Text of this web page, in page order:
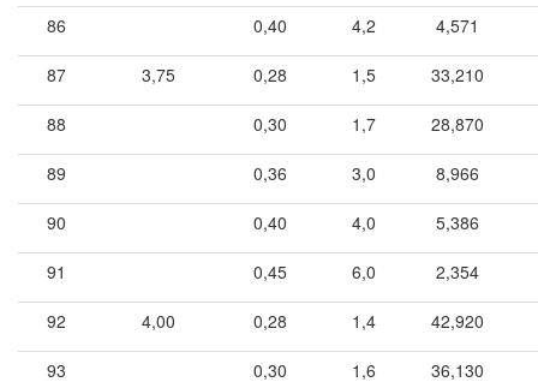
86 0,40 4,2 4,571
87 3,75 0,28 1,5 33,210
88 0,30 1,7 28,870
89 0,36 3,0 8,966
90 0,40 4,0 5,386
91 0,45 6,0 2,354
92 4,00 0,28 1,4 42,920
93 0,30 1,6 36,130